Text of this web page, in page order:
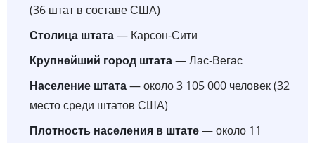
(36 штат в составе США)
Столица штата— Карсон-Сити
Крупнейший город штата— Лас-Вегас
Население штата— около 3 105 000 человек (32
место среди штатов США)
Плотность населения в штате— около 11